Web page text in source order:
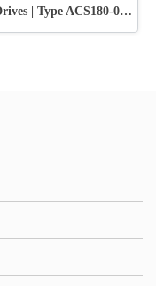
ABB Drives | Type ACS180-04N-038A-4